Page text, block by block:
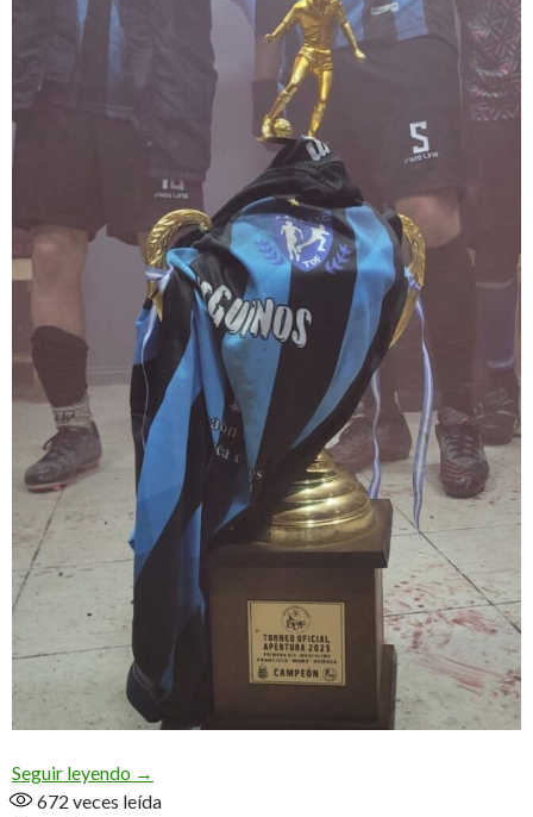
Seguir leyendo «Fuimos de menor a mayor, le fui cambiando el
→
672 veces leída